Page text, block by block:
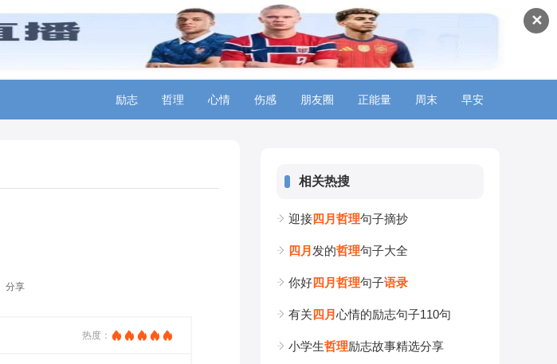
✕
励志 哲理 心情 伤感 朋友圈 正能量 周末 早安
分享
热度：
相关热搜
迎接四 月 哲理句子摘抄
四 月 发的哲理句子大全
你好四 月 哲理句子语录
有关四 月 心情的励志句子110句
小学生哲理励志故事精选分享